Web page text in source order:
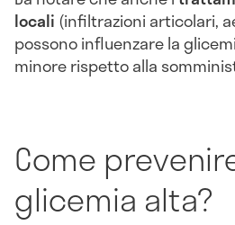
locali (infiltrazioni articolari,
possono influenzare la
minore rispetto alla
Come
glicemia alta?